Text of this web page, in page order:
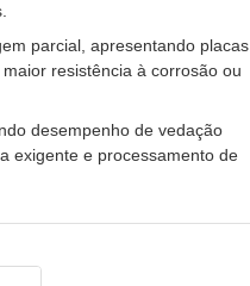
parcial, apresentando placas
resistência à corrosão ou
desempenho de vedação
exigente e processamento de